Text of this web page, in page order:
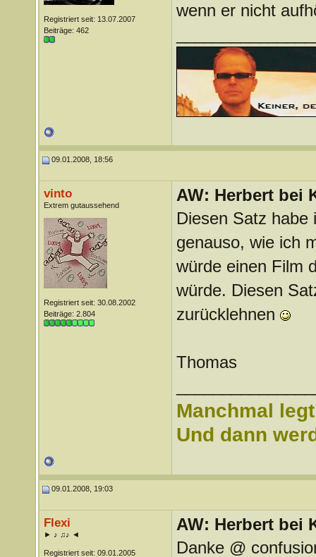
Registriert seit: 13.07.2007
Beiträge: 462
wenn er nicht
09.01.2008, 18:56
vinto
Extrem gutaussehend
Registriert seit: 30.08.2002
Beiträge: 2.804
AW: Herbert bei
Diesen Satz habe
genauso, wie ich
würde einen Film
würde. Diesen
zurücklehnen
Thomas
Manchmal
Und dann
09.01.2008, 19:03
Flexi
► ♪ ♫♪ ◄
Registriert seit: 09.01.2005
AW: Herbert bei
Danke @